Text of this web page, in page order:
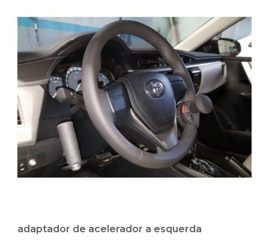
adaptador de acelerador a esquerda